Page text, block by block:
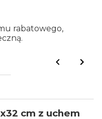
rabatowego,
cm z uchem